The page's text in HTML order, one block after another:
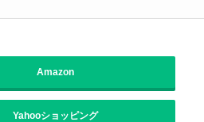
Amazon
Yahooショッピング